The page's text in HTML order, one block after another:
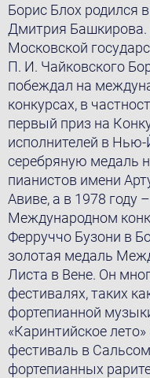
Борис Блох родился
Дмитрия Башкирова.
Москoвской
П. И. Чайковского
побеждал на
конкурсах, в
первый приз на
исполнителей в Нью-
серебряную медаль
пианистов имени
Авиве, а в 1978 году
Международном
Ферруччо Бузони в
золотая медаль
Листа в Вене. Он
фестивалях, таких
фортепианной
«Каринтийское
фестиваль в
фортепианных